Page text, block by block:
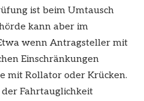
ist beim Umtausch
kann aber im
wenn Antragsteller mit
Einschränkungen
mit Rollator oder Krücken.
Fahrtauglichkeit